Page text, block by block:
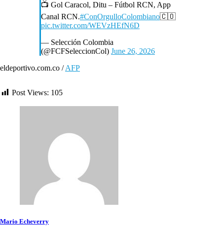
📺 Gol Caracol, Ditu – Fútbol RCN, App
Canal RCN.#ConOrgulloColombiano🇨🇴
pic.twitter.com/WEVzHEfN6D
— Selección Colombia
(@FCFSeleccionCol) June 26, 2026
eldeportivo.com.co /AFP
Post Views: 105
Mario Echeverry